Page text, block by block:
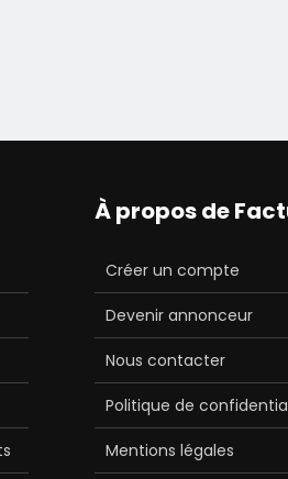
À propos de
Créer un compte
Devenir annonceur
Nous contacter
Politique de
Mentions légales